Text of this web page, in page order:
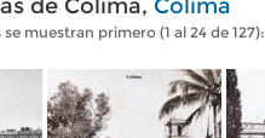
de Colima, Colima
muestran primero (1 al 24 de 127):